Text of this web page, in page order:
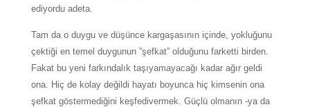
ediyordu adeta.
Tam da o duygu ve düşünce kargaşasının içinde, yokluğunu
çektiği en temel duygunun ”şefkat” olduğunu farketti birden.
Fakat bu yeni farkındalık taşıyamayacağı kadar ağır geldi
ona. Hiç de kolay değildi hayatı boyunca hiç kimsenin ona
şefkat göstermediğini keşfedivermek. Güçlü olmanın -ya da